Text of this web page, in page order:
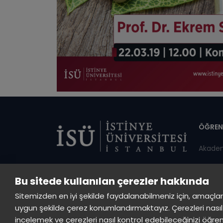
Bu sitede kullanılan çerezler hakkında
Sitemizden en iyi şekilde faydalanabilmeniz için,
uygun şekilde çerez konumlandırmaktayız. Çerezleri nasıl
incelemek ve çerezleri nasıl kontrol edebileceğinizi